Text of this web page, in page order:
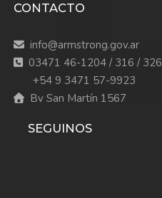
CONTACTO
info@armstrong.gov.ar
03471 46-1204 / 316 / 326
+54 9 3471 57-9923
Bv San Martín 1567
SEGUINOS